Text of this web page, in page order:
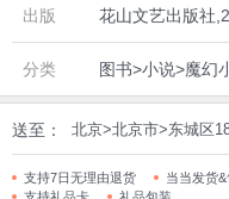
出版 花山文艺出版社
分类 图书>小说>魔幻
送至： 北京>北京市>东城区
支持7日无理由退货 当当发货
支持礼品卡
礼品包装